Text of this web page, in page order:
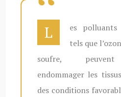
Les polluants atmosphériques,
tels que
soufre,
endommager les
des conditions